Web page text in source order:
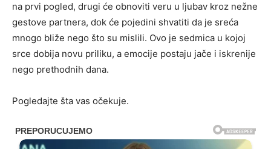
na prvi pogled, drugi će obnoviti veru u ljubav kroz nežne
gestove partnera, dok će pojedini shvatiti da je sreća
mnogo bliže nego što su mislili. Ovo je sedmica u kojoj
srce dobija novu priliku, a emocije postaju jače i iskrenije
nego prethodnih dana.
Pogledajte šta vas očekuje.